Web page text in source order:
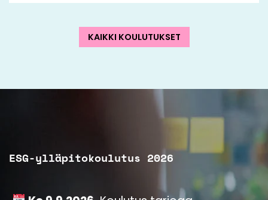
KAIKKI KOULUTUKSET
ESG-ylläpitokoulutus 2026